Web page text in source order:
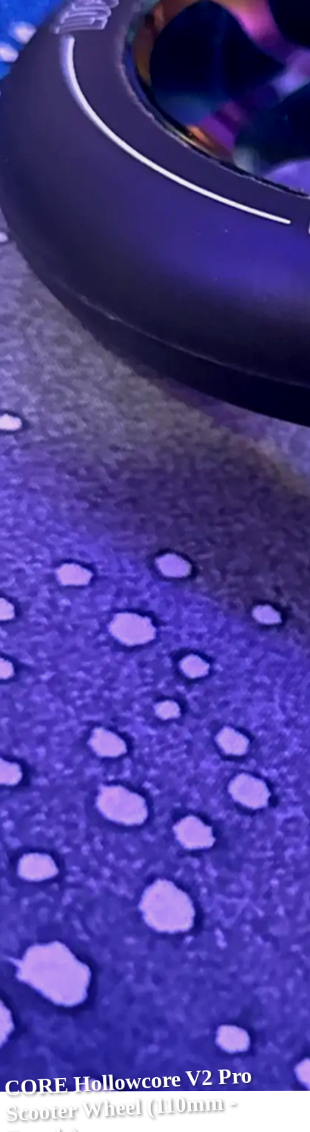
CORE Hollowcore V2 Pro
Scooter Wheel (110mm -